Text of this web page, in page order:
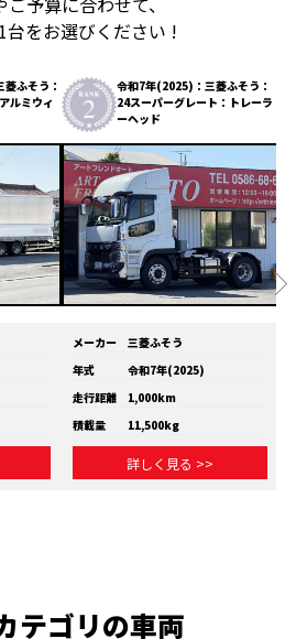
台をお選びください !
ふそう：
ルミウィ
令和7年(2025)：三菱ふそう：
24スーパーグレート：トレーラ
ーヘッド
メーカー
三菱ふそう
年式
令和7年(2025)
走行距離
1,000km
積載量
11,500kg
詳しく見る >>
テゴリの車両